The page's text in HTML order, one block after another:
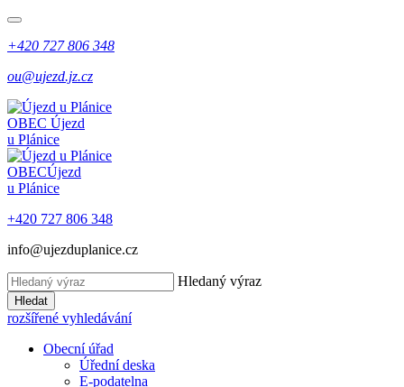
+420 727 806 348
ou@ujezd.jz.cz
OBEC Újezd
u Plánice
OBECÚjezd
u Plánice
+420 727 806 348
info@ujezduplanice.cz
Hledaný výraz
Hledat
rozšířené vyhledávání
Obecní úřad
Úřední deska
E-podatelna